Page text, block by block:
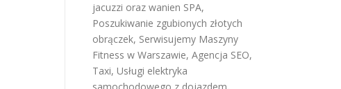
jacuzzi oraz wanien SPA,
Poszukiwanie zgubionych złotych
obrączek, Serwisujemy Maszyny
Fitness w Warszawie, Agencja SEO,
Taxi, Usługi elektryka